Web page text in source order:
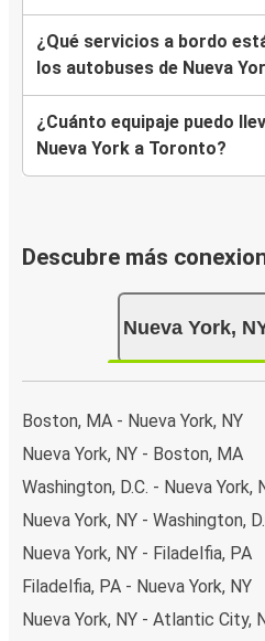
¿Qué servicios a bordo
los autobuses de Nueva
¿Cuánto equipaje puedo
Nueva York a Toronto?
Descubre más
Nueva York,
Boston, MA - Nueva York, NY
Nueva York, NY - Boston, MA
Washington, D.C. - Nueva York,
Nueva York, NY - Washington,
Nueva York, NY - Filadelfia, PA
Filadelfia, PA - Nueva York, NY
Nueva York, NY - Atlantic City,